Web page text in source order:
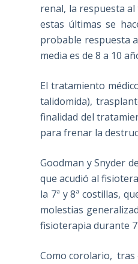
renal, la respuesta
estas últimas se
probable respuesta
media es de 8 a 10
El tratamiento
talidomida),
finalidad del
para frenar la
Goodman y Snyder
que acudió al
la 7ª y 8ª costillas,
molestias
fisioterapia durante
Como corolario, tras